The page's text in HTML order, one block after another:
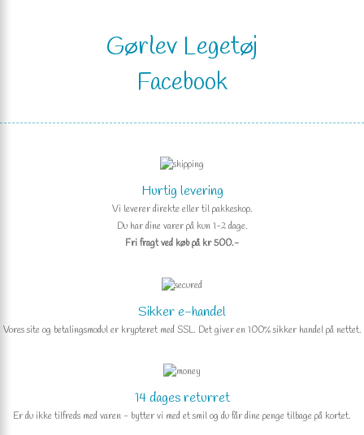
Gørlev Legetøj
Facebook
Hurtig levering
Vi leverer direkte eller til pakkeshop.
Du har dine varer på kun 1-2 dage.
Fri fragt ved køb på kr 500.-
Sikker e-handel
Vores site og betalingsmodul er krypteret med SSL. Det giver en 100% sikker handel på nettet.
14 dages returret
Er du ikke tilfreds med varen - bytter vi med et smil og du får dine penge tilbage på kortet.